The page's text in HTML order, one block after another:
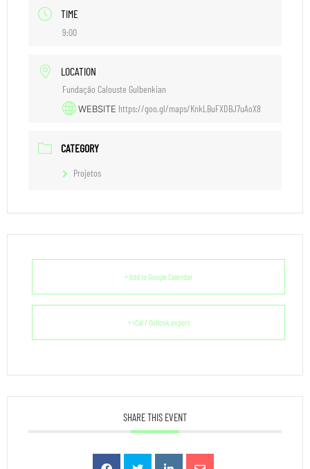
TIME
9:00
LOCATION
Fundação Calouste Gulbenkian
WEBSITE https://goo.gl/maps/KnkLBuFXDBJ7uAoX8
CATEGORY
Projetos
+ Add to Google Calendar
+ iCal / Outlook export
SHARE THIS EVENT